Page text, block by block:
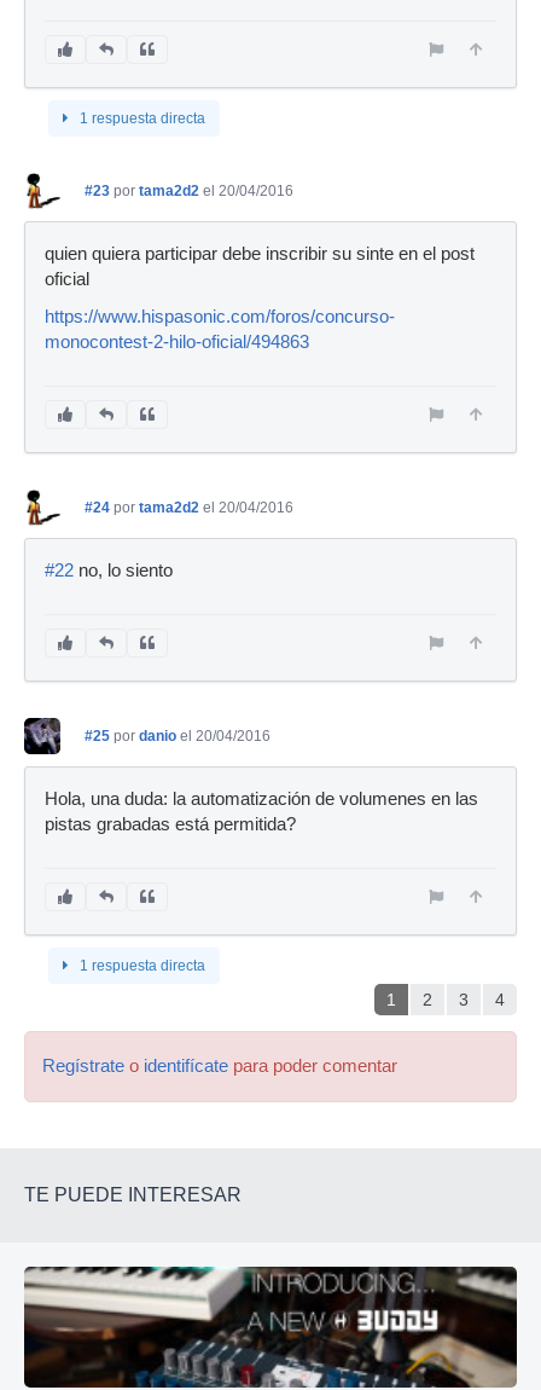
1 respuesta directa
#23 por tama2d2 el 20/04/2016
quien quiera participar debe inscribir su sinte en el post
oficial
https://www.hispasonic.com/foros/concurso-
monocontest-2-hilo-oficial/494863
#24 por tama2d2 el 20/04/2016
#22 no, lo siento
#25 por danio el 20/04/2016
Hola, una duda: la automatización de volumenes en las
pistas grabadas está permitida?
1 respuesta directa
1 2 3 4
Regístrate o identifícate para poder comentar
TE PUEDE INTERESAR